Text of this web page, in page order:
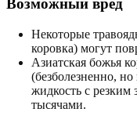
Возможный вред
Некоторые
коровка) могут
Азиатская божья
(безболезненно,
жидкость с резким
тысячами.